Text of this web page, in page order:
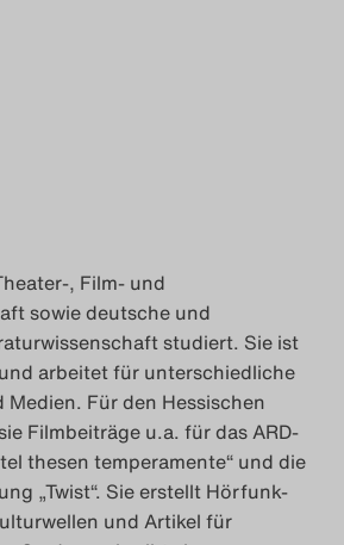
Blog
2025
Blog
Archiv
, Film- und
sowie deutsche und
studiert. Sie ist
arbeitet für unterschiedliche
Medien. Für den Hessischen
Filmbeiträge u.a. für das ARD-
thesen temperamente“ und die
„Twist“. Sie erstellt Hörfunk-
und Artikel für